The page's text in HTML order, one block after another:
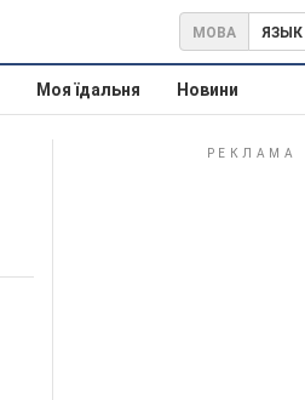
МОВА ЯЗЫК
Моя їдальня Новини